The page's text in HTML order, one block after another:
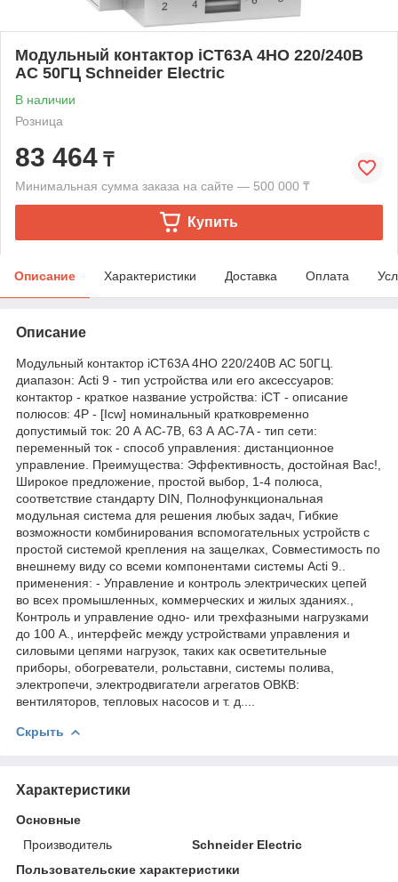
Модульный контактор iCT63A 4НО 220/240В
АС 50ГЦ Schneider Electric
В наличии
Розница
83 464 ₸
Минимальная сумма заказа на сайте — 500 000 ₸
Купить
Описание Характеристики Доставка Оплата
Описание
Модульный контактор iCT63A 4НО 220/240В АС 50ГЦ.
диапазон: Acti 9 - тип устройства или его аксессуаров:
контактор - краткое название устройства: iCT - описание
полюсов: 4P - [Icw] номинальный кратковременно
допустимый ток: 20 А AC-7B, 63 А AC-7A - тип сети:
переменный ток - способ управления: дистанционное
управление. Преимущества: Эффективность, достойная Вас!,
Широкое предложение, простой выбор, 1-4 полюса,
соответствие стандарту DIN, Полнофункциональная
модульная система для решения любых задач, Гибкие
возможности комбинирования вспомогательных устройств с
простой системой крепления на защелках, Совместимость по
внешнему виду со всеми компонентами системы Acti 9..
применения: - Управление и контроль электрических цепей
во всех промышленных, коммерческих и жилых зданиях.,
Контроль и управление одно- или трехфазными нагрузками
до 100 А., интерфейс между устройствами управления и
силовыми цепями нагрузок, таких как осветительные
приборы, обогреватели, рольставни, системы полива,
электропечи, электродвигатели агрегатов ОВКВ:
вентиляторов, тепловых насосов и т. д....
Скрыть
Характеристики
Основные
Производитель
Schneider Electric
Пользовательские характеристики